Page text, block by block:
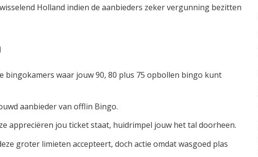
Holland indien de aanbieders zeker vergunning bezitten
bingokamers waar jouw 90, 80 plus 75 opbollen bingo kunt
aanbieder van offlin Bingo.
appreciëren jou ticket staat, huidrimpel jouw het tal doorheen.
groter limieten accepteert, doch actie omdat wasgoed plas